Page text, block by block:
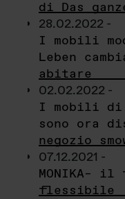
di Das
28.02.2022 -
I mobili
Leben
abitare
02.02.2022 -
I mobili di
sono ora
negozio
07.12.2021 -
MONIKA–
flessibile